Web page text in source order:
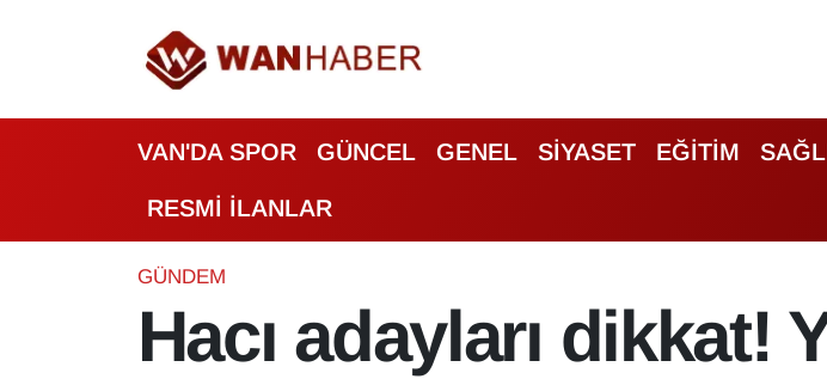
VAN'DA SPOR GÜNCEL GENEL SİYASET EĞİTİM
RESMİ İLANLAR
GÜNDEM
Hacı adayları dikkat!
ASAYİŞ
BİLİM VE TEKNOLOJİ
Biyografi
Bölge Haberleri
Van Nöbetçi Eczaneler
Van Hava Durumu
Van Namaz Vakitleri
Van Trafik Yoğunluk Haritası
Süper Lig Puan Durumu ve Fikstür